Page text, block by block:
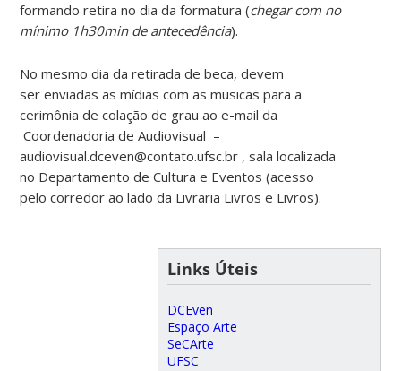
formando retira no dia da formatura (chegar com no
mínimo 1h30min de antecedência).
No mesmo dia da retirada de beca, devem
ser enviadas as mídias com as musicas para a
cerimônia de colação de grau ao e-mail da
Coordenadoria de Audiovisual –
audiovisual.dceven@contato.ufsc.br , sala localizada
no Departamento de Cultura e Eventos (acesso
pelo corredor ao lado da Livraria Livros e Livros).
Links Úteis
DCEven
Espaço Arte
SeCArte
UFSC